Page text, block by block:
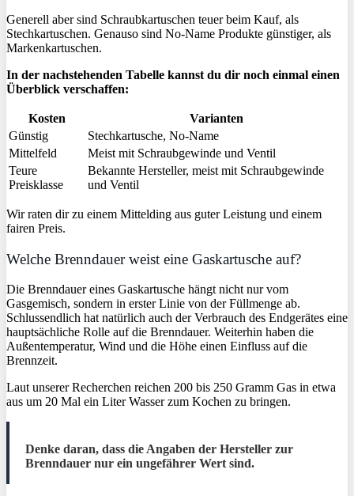
Generell aber sind Schraubkartuschen teuer beim Kauf, als
Stechkartuschen. Genauso sind No-Name Produkte günstiger, als
Markenkartuschen.
In der nachstehenden Tabelle kannst du dir noch einmal einen
Überblick verschaffen:
Kosten
Varianten
Günstig
Stechkartusche, No-Name
Mittelfeld
Meist mit Schraubgewinde und Ventil
Teure
Preisklasse
Bekannte Hersteller, meist mit Schraubgewinde
und Ventil
Wir raten dir zu einem Mittelding aus guter Leistung und einem
fairen Preis.
Welche Brenndauer weist eine Gaskartusche auf?
Die Brenndauer eines Gaskartusche hängt nicht nur vom
Gasgemisch, sondern in erster Linie von der Füllmenge ab.
Schlussendlich hat natürlich auch der Verbrauch des Endgerätes eine
hauptsächliche Rolle auf die Brenndauer. Weiterhin haben die
Außentemperatur, Wind und die Höhe einen Einfluss auf die
Brennzeit.
Laut unserer Recherchen reichen 200 bis 250 Gramm Gas in etwa
aus um 20 Mal ein Liter Wasser zum Kochen zu bringen.
Denke daran, dass die Angaben der Hersteller zur
Brenndauer nur ein ungefährer Wert sind.